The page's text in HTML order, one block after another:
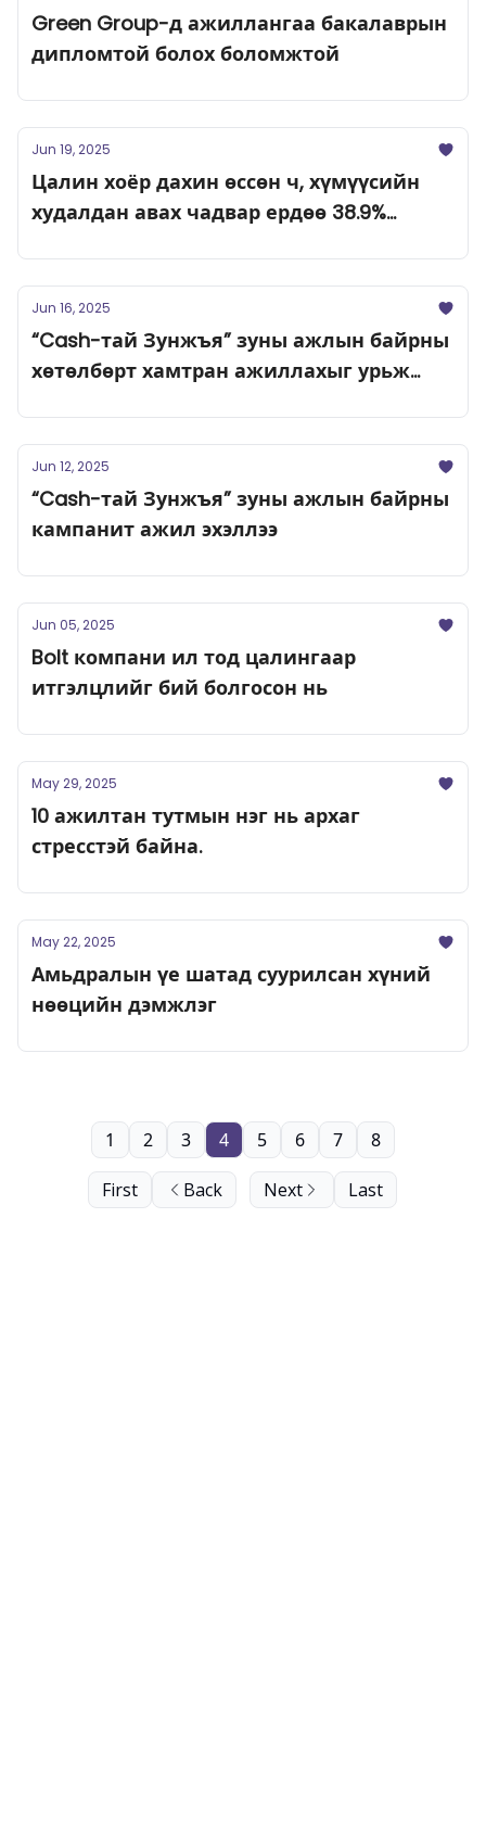
Green Group-д ажиллангаа бакалаврын
дипломтой болох боломжтой
Jun 19, 2025
Цалин хоёр дахин өссөн ч, хүмүүсийн
худалдан авах чадвар ердөө 38.9%
Jun 16, 2025
“Cash-тай Зунжъя” зуны ажлын байрны
хөтөлбөрт хамтран ажиллахыг урьж
Jun 12, 2025
“Cash-тай Зунжъя” зуны ажлын байрны
кампанит ажил эхэллээ
Jun 05, 2025
Bolt компани ил тод цалингаар
итгэлцлийг бий болгосон нь
May 29, 2025
10 ажилтан тутмын нэг нь архаг
стресстэй байна.
May 22, 2025
Амьдралын үе шатад суурилсан хүний
нөөцийн дэмжлэг
First Back
1 2 3 4 5 6 7 8
Next Last